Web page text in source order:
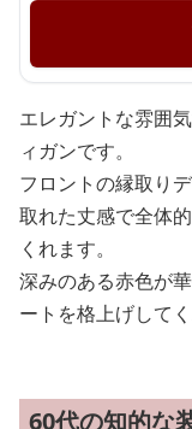
エレガントな雰囲
ィガンです。
フロントの縁取り
取れた丈感で全体
くれます。
深みのある赤色が
ートを格上げしてく
60代の知的な